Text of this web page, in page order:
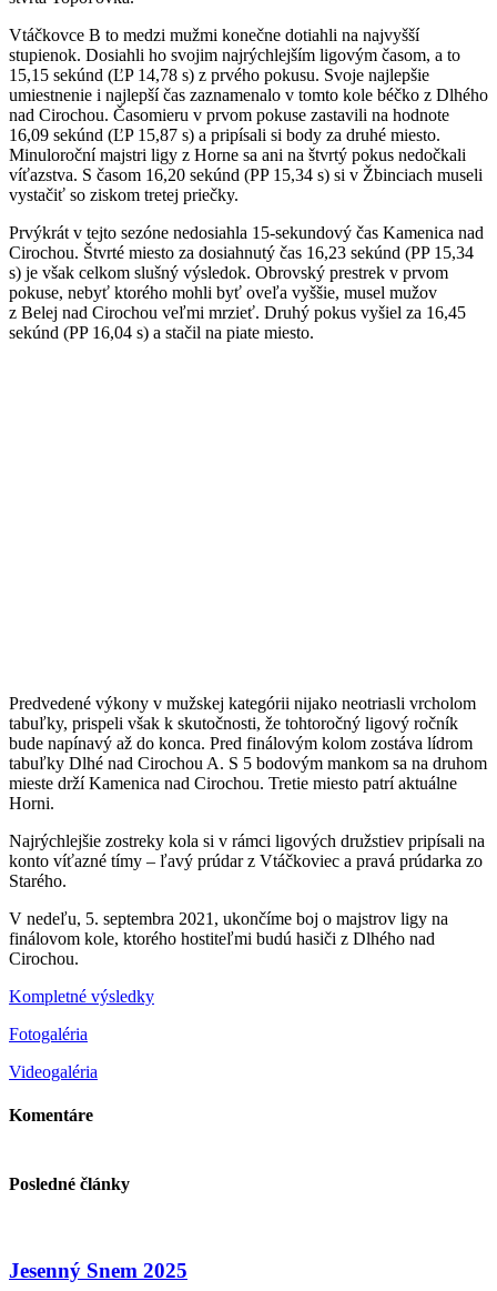
Vtáčkovce B to medzi mužmi konečne dotiahli na najvyšší
stupienok. Dosiahli ho svojim najrýchlejším ligovým časom, a to
15,15 sekúnd (ĽP 14,78 s) z prvého pokusu. Svoje najlepšie
umiestnenie i najlepší čas zaznamenalo v tomto kole béčko z Dlhého
nad Cirochou. Časomieru v prvom pokuse zastavili na hodnote
16,09 sekúnd (ĽP 15,87 s) a pripísali si body za druhé miesto.
Minuloroční majstri ligy z Horne sa ani na štvrtý pokus nedočkali
víťazstva. S časom 16,20 sekúnd (PP 15,34 s) si v Žbinciach museli
vystačiť so ziskom tretej priečky.
Prvýkrát v tejto sezóne nedosiahla 15-sekundový čas Kamenica nad
Cirochou. Štvrté miesto za dosiahnutý čas 16,23 sekúnd (PP 15,34
s) je však celkom slušný výsledok. Obrovský prestrek v prvom
pokuse, nebyť ktorého mohli byť oveľa vyššie, musel mužov
z Belej nad Cirochou veľmi mrzieť. Druhý pokus vyšiel za 16,45
sekúnd (PP 16,04 s) a stačil na piate miesto.
Predvedené výkony v mužskej kategórii nijako neotriasli vrcholom
tabuľky, prispeli však k skutočnosti, že tohtoročný ligový ročník
bude napínavý až do konca. Pred finálovým kolom zostáva lídrom
tabuľky Dlhé nad Cirochou A. S 5 bodovým mankom sa na druhom
mieste drží Kamenica nad Cirochou. Tretie miesto patrí aktuálne
Horni.
Najrýchlejšie zostreky kola si v rámci ligových družstiev pripísali na
konto víťazné tímy – ľavý prúdar z Vtáčkoviec a pravá prúdarka zo
Starého.
V nedeľu, 5. septembra 2021, ukončíme boj o majstrov ligy na
finálovom kole, ktorého hostiteľmi budú hasiči z Dlhého nad
Cirochou.
Kompletné výsledky
Fotogaléria
Videogaléria
Komentáre
Posledné články
Jesenný Snem 2025